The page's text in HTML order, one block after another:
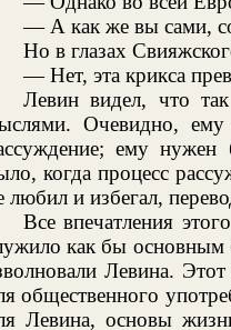
— А как же вы сами,
Но в глазах
— Нет, эта крикса
Левин видел, что
Очевидно,
ему нужен
когда процесс
любил и избегал,
Все впечатления
как бы основным
Левина.
общественного
Левина, основы